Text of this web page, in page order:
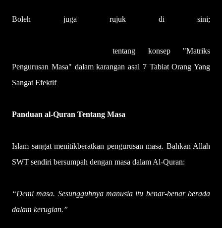
Boleh juga rujuk di sini;
tentang konsep "Matriks
Pengurusan Masa" dalam karangan asal 7 Tabiat Orang Yang
Sangat Efektif
Panduan al-Quran Tentang Masa
Islam sangat menitikberatkan pengurusan masa. Bahkan Allah
SWT sendiri bersumpah dengan masa dalam Al-Quran:
“Demi masa. Sesungguhnya manusia itu benar-benar berada
dalam kerugian.”